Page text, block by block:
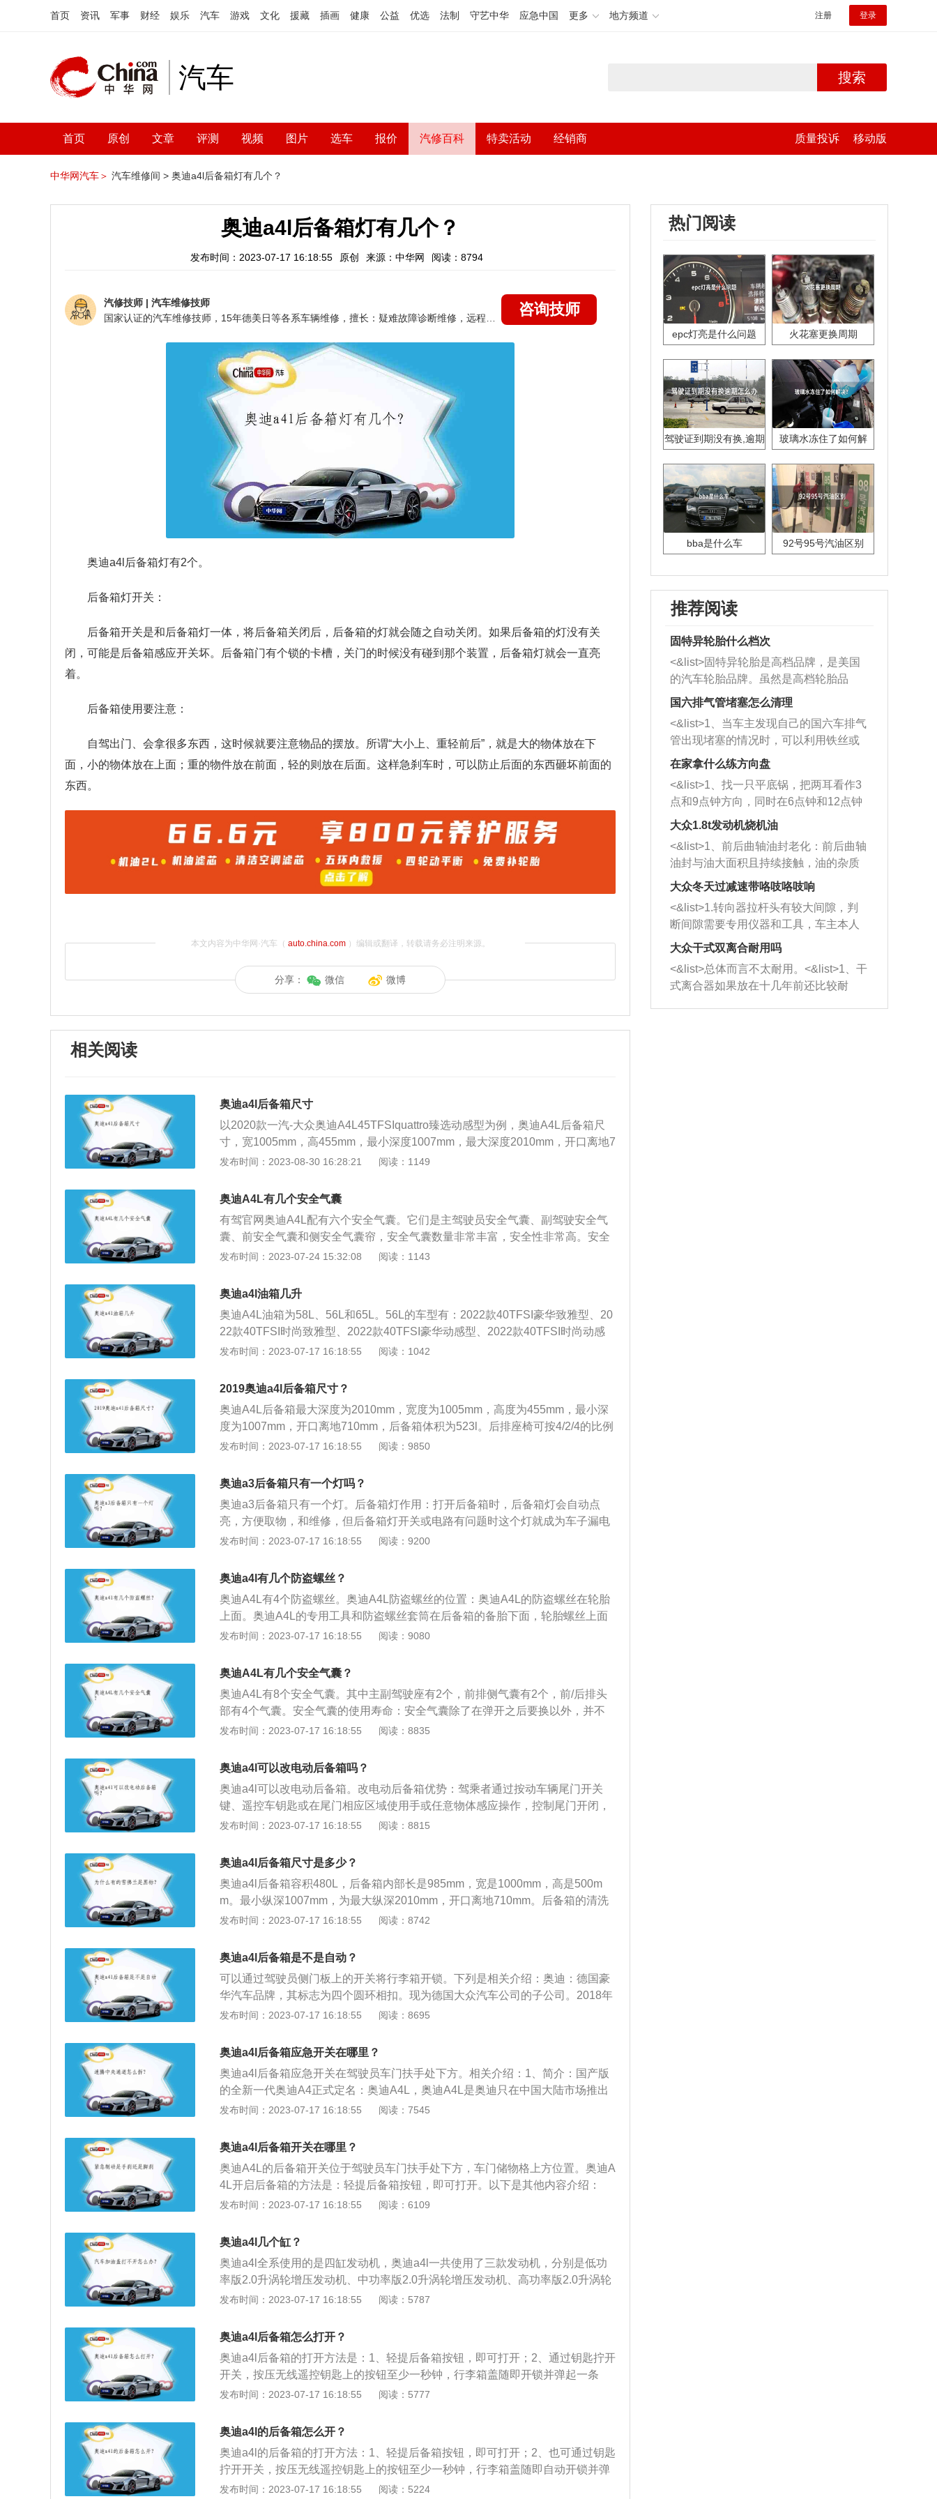
首页 资讯 军事 财经 娱乐 汽车 游戏 文化 援藏 插画 健康 公益 优选 法制 守艺中华 应急中国 更多 地方频道 注册 登录
汽车 搜索
首页 原创 文章 评测 视频 图片 选车 报价 汽修百科 特卖活动 经销商 质量投诉 移动版
中华网汽车＞ 汽车维修间 > 奥迪a4l后备箱灯有几个？
奥迪a4l后备箱灯有几个？
发布时间：2023-07-17 16:18:55 原创 来源：中华网 阅读：8794
汽修技师 | 汽车维修技师
咨询技师
奥迪a4l后备箱灯有2个。
后备箱灯开关：
后备箱开关是和后备箱灯一体，将后备箱关闭后，后备箱的灯就会随之自动关闭。如果后备箱的灯没有关
闭，可能是后备箱感应开关坏。后备箱门有个锁的卡槽，关门的时候没有碰到那个装置，后备箱灯就会一直亮
着。
后备箱使用要注意：
自驾出门、会拿很多东西，这时候就要注意物品的摆放。所谓“大小上、重轻前后”，就是大的物体放在下
面，小的物体放在上面；重的物件放在前面，轻的则放在后面。这样急刹车时，可以防止后面的东西砸坏前面的
东西。
本文内容为中华网·汽车（ auto.china.com）编辑或翻译，转载请务必注明来源。
分享： 微信 微博
相关阅读
奥迪a4l后备箱尺寸
以2020款一汽-大众奥迪A4L45TFSIquattro臻选动感型为例，奥迪A4L后备箱尺
寸，宽1005mm，高455mm，最小深度1007mm，最大深度2010mm，开口离地7
10mm。（数据来源于该车辆官网）后备箱的清洗方法：如果后备箱的绒头部分
要注意后备箱的边缘和水槽。另外，在清洗过程中，要注意清洗行李箱边缘、水
槽的污垢。洗完之后，再次进行异味处理。
发布时间：2023-08-30 16:28:21 阅读：1149
奥迪A4L有几个安全气囊
有驾官网奥迪A4L配有六个安全气囊。它们是主驾驶员安全气囊、副驾驶安全气
囊、前安全气囊和侧安全气囊帘，安全气囊数量非常丰富，安全性非常高。安全
气囊是汽车上的被动安全保护装置，在关键时刻可以挽救一条生命。当汽车发生
伤概率降低25％左右。只有将安全气囊与安全带配合使用，才能达到最佳效果。
在汽车的日常使用中，避免撞击、敲打安装气囊的位置，导致气囊意外弹出，对
人体造成伤害。清洗汽车内部时，不要直接在安装安全气囊的位置洒水。长此以
往，安全气囊会受潮，无法正常弹出。安全气囊除了在弹开之后要换以外，并不
是可以伴随着汽车一直使用下去，作为一个汽车的重要零部件，使用寿命和汽车
策的实行，很多汽车是可以用到十几年。
发布时间：2023-07-24 15:32:08 阅读：1143
奥迪a4l油箱几升
奥迪A4L油箱为58L、56L和65L。56L的车型有：2022款40TFSI豪华致雅型、20
22款40TFSI时尚致雅型、2022款40TFSI豪华动感型、2022款40TFSI时尚动感
型；58L的车型有：2022款45TFSIquattro臻选动感型、2022款40TFSIquattroRS
09款2.0TFSI技术型。以2022款45TFSIquattro臻选动感型为例：该车型采用2.0
升涡轮增压发动机，与之匹配的是7挡湿式双离合变速箱，最大马力为252马力，
最大功率为185kw，最大扭矩为370牛米。车身尺寸为长4858mm，宽1847mm，
高1411mm，轴距2908mm，前轮距1566mm，后轮距1566mm。（信息来源于有
驾官网）。
发布时间：2023-07-17 16:18:55 阅读：1042
2019奥迪a4l后备箱尺寸？
奥迪A4L后备箱最大深度为2010mm，宽度为1005mm，高度为455mm，最小深
度为1007mm，开口离地710mm，后备箱体积为523l。后排座椅可按4/2/4的比例
向下放置。空间非常大。后备箱物品摆放遵循大底、小顶、重前、轻后的原则。
小上、重轻前后”是指大的物体放在下面，小的物体放在上面；重型物体放在前
面，轻型物体放在后面。这样，在急刹车时，可以防止后面的东西撞到前面的东
西。
发布时间：2023-07-17 16:18:55 阅读：9850
奥迪a3后备箱只有一个灯吗？
奥迪a3后备箱只有一个灯。后备箱灯作用：打开后备箱时，后备箱灯会自动点
亮，方便取物，和维修，但后备箱灯开关或电路有问题时这个灯就成为车子漏电
的根源。如何判断后备箱灯故障：如果关闭后备箱门之后，后备箱灯是亮起，很
良，在关门的时候，无法完全触碰到后备箱灯的感应装置，这时候不妨可以试一
下，调整一下感应装置，看看是否可以解决问题。
发布时间：2023-07-17 16:18:55 阅读：9200
奥迪a4l有几个防盗螺丝？
奥迪A4L有4个防盗螺丝。奥迪A4L防盗螺丝的位置：奥迪A4L的防盗螺丝在轮胎
上面。奥迪A4L的专用工具和防盗螺丝套筒在后备箱的备胎下面，轮胎螺丝上面
的塑料帽子用专用工具盒里的塑料夹子拔。防盗螺丝的定义：防盗螺丝又称为防
其应用领域十分广泛，如：电力设施、铁路设施、高速公路的设施、油田设施、
城市亮化路灯设施，灯汽车轮胎及公用健身器材等等。
发布时间：2023-07-17 16:18:55 阅读：9080
奥迪A4L有几个安全气囊？
奥迪A4L有8个安全气囊。其中主副驾驶座有2个，前排侧气囊有2个，前/后排头
部有4个气囊。安全气囊的使用寿命：安全气囊除了在弹开之后要换以外，并不
是可以伴随着汽车一直使用下去，作为一个汽车的重要零部件，使用寿命和汽车
策的实行，很多汽车是可以用到十几年。安全气囊的组成：汽车安全气囊系统由
传感器，气囊，指示灯和控制电脑等组成，在安全气囊工作的同时，同时又另一
系统在监测着安全气囊的工作情况。安全气囊的充气过程是通过化学物质的化学
反应产生气体，这中间的化学物质是有可能会受潮，线路中各种插头，搭铁等等
也可能会松动，传感器也可能失效。
发布时间：2023-07-17 16:18:55 阅读：8835
奥迪a4l可以改电动后备箱吗？
奥迪a4l可以改电动后备箱。改电动后备箱优势：驾乘者通过按动车辆尾门开关
键、遥控车钥匙或在尾门相应区域使用手或任意物体感应操作，控制尾门开闭，
此外电动尾门还带智能防夹、高度记忆等几大优势。感应和电动区别：电动后备
过触击该按钮，后备箱门可自行关闭，无需人力介入。感应后备箱的意思是在车
后备箱下面装有感应器，通过感应方式打开或关闭后备箱，用脚在感应器下面晃
一下就能大开后备箱。
发布时间：2023-07-17 16:18:55 阅读：8815
奥迪a4l后备箱尺寸是多少？
奥迪a4l后备箱容积480L，后备箱内部长是985mm，宽是1000mm，高是500m
m。最小纵深1007mm，为最大纵深2010mm，开口离地710mm。后备箱的清洗
方法：如果后备箱的绒头部分弄脏后要进行清洗，正确的方法是采用多功能泡
中，要注意清洗行李箱边缘、水槽的污垢。洗完之后，再次进行异味处理。后备
箱的保养事项：购买后备箱垫，防止赃物或液体进入后备箱侵蚀后备箱表面，同
时防止后备箱内物品滑动，降低被污染或破损的可能性。
发布时间：2023-07-17 16:18:55 阅读：8742
奥迪a4l后备箱是不是自动？
可以通过驾驶员侧门板上的开关将行李箱开锁。下列是相关介绍：奥迪：德国豪
华汽车品牌，其标志为四个圆环相扣。现为德国大众汽车公司的子公司。2018年
12月20日，2018世界品牌500强排行榜发布，奥迪位列51位。2019年10月，Inte
造商，其标志为四个圆环相扣。现为德国大众汽车公司的子公司，总部设在德国
的英戈尔施塔特，主要车型有奥迪A1、奥迪A3、奥迪A4、奥迪A5、奥迪A6、奥
迪A7、奥迪A8、奥迪Q1、奥迪Q2、奥迪Q3、奥迪Q5、奥迪Q7、奥迪Q8、奥迪
TT、奥迪R8以及S、RS性能系列等。
发布时间：2023-07-17 16:18:55 阅读：8695
奥迪a4l后备箱应急开关在哪里？
奥迪a4l后备箱应急开关在驾驶员车门扶手处下方。相关介绍：1、简介：国产版
的全新一代奥迪A4正式定名：奥迪A4L，奥迪A4L是奥迪只在中国大陆市场推出
的一款新车，新车与A6和A6L的关系相似，也是国外车型在大陆国产后，对配置
在中国选择加长并得到了很好的市场回馈后，这一思路现在正在向其低一级别的
中型车市场延伸。
发布时间：2023-07-17 16:18:55 阅读：7545
奥迪a4l后备箱开关在哪里？
奥迪A4L的后备箱开关位于驾驶员车门扶手处下方，车门储物格上方位置。奥迪A
4L开启后备箱的方法是：轻提后备箱按钮，即可打开。以下是其他内容介绍：
1、也可以通过钥匙拧开开关。按压无线遥控钥匙上的按钮至少一秒钟，行李箱
手，抬起后备箱盖。3、一些车型后备箱有额外多出的2个按键，左侧为关闭后备
箱功能，右侧按键为关闭后备箱以及锁车功能。
发布时间：2023-07-17 16:18:55 阅读：6109
奥迪a4l几个缸？
奥迪a4l全系使用的是四缸发动机，奥迪a4l一共使用了三款发动机，分别是低功
率版2.0升涡轮增压发动机、中功率版2.0升涡轮增压发动机、高功率版2.0升涡轮
增压发动机，传动方面，匹配纵置7速Stronic双离合变速箱，并全系标配12V轻度
栅，并且四周用宽大的度锘装饰条围绕，整体效果更加立体和运动，同时拉宽了
前脸的视觉宽度，长宽高分别为4851mm、1847mm、1439mm，轴距为2908m
m。
发布时间：2023-07-17 16:18:55 阅读：5787
奥迪a4l后备箱怎么打开？
奥迪a4l后备箱的打开方法是：1、轻提后备箱按钮，即可打开；2、通过钥匙拧开
开关，按压无线遥控钥匙上的按钮至少一秒钟，行李箱盖随即开锁并弹起一条
缝；3、钥匙在感应范围，可以直接拉动行李箱的拉手，抬起后备箱盖。奥迪a4l
矩是270牛米，其驱动方式是前置前驱，前后悬架均使用五连杆独立悬架。
发布时间：2023-07-17 16:18:55 阅读：5777
奥迪a4l的后备箱怎么开？
奥迪a4l的后备箱的打开方法：1、轻提后备箱按钮，即可打开；2、也可通过钥匙
拧开开关，按压无线遥控钥匙上的按钮至少一秒钟，行李箱盖随即自动开锁并弹
起一条缝；3、钥匙在感应范围，可以直接拉动行李箱的拉手，抬起后备箱盖。
发布时间：2023-07-17 16:18:55 阅读：5224
热门阅读
epc灯亮是什么问题 火花塞更换周期
驾驶证到期没有换,逾期
玻璃水冻住了如何解
bba是什么车 92号95号汽油区别
推荐阅读
固特异轮胎什么档次
<&list>固特异轮胎是高档品牌，是美国
的汽车轮胎品牌。虽然是高档轮胎品
牌，但是中高低端的轮胎都有生产，这
也是为了更好的开拓市场。
国六排气管堵塞怎么清理
<&list>1、当车主发现自己的国六车排气
管出现堵塞的情况时，可以利用铁丝或
者是细棍，直接将杂物给取出来，如果
堵塞情况比较严重，也可以采取应急措
施。 <&list>2、直接利用木棍将所有的
杂物推到排气管里面的位置处，然后将
三元催化器拆解开，就可以将堵塞的东
西取出来。但如果是因为积碳过多引起
的堵塞，就需要将三元催化器泡在草酸
洗剂对堵塞的情况得到解决，将清洗剂
放在燃油箱中，与燃油混合后，车辆启
动时，就可以和汽油一起进入到燃烧
室，最后形成废气排出，就可以让三元
催化器得到清洗，排气管堵塞的情况就
能够得到解决。
在家拿什么练方向盘
<&list>1、找一只平底锅，把两耳看作3
点和9点钟方向，同时在6点钟和12点钟
方向做一个标记。 <&list>2、双手握住
一圈半的练习，往右同样也要打相同的
圈数。 <&list>3、最后强调要反复练
习，这样就可以形成肌肉记忆，在真实
驾驶车辆时，不需要记忆也能打好方
向。
大众1.8t发动机烧机油
<&list>1、前后曲轴油封老化：前后曲轴
油封与油大面积且持续接触，油的杂质
和发动机内持续温度变化使其密封效果
逐渐减弱，导致渗油或漏油。<&list>2、
活塞间隙过大：积碳会使活塞环与缸体
的间隙扩大，导致机油流入燃烧室中，
造成烧机油。<&list>3、机油粘度。使用
机油粘度过小的话，同样会有烧机油现
象，机油粘度过小具有很好的流动性，
大众冬天过减速带咯吱咯吱响
<&list>1.转向器拉杆头有较大间隙，判
断间隙需要专用仪器和工具，车主本人
无法制作，需要将车辆送到修理厂或4s
店；<&list>2.车辆半轴套管防尘罩破
裂，破裂后会出现漏油现象，使半轴磨
损严重，磨损的半轴容易损坏，产生异
响；<&list>3.稳定器的转向胶套和球头
大众干式双离合耐用吗
<&list>总体而言不太耐用。<&list>1、干
式离合器如果放在十几年前还比较耐